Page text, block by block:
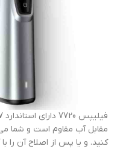
مقابل آب مقاوم است و شما
کنید. و یا پس از اصلاح آن